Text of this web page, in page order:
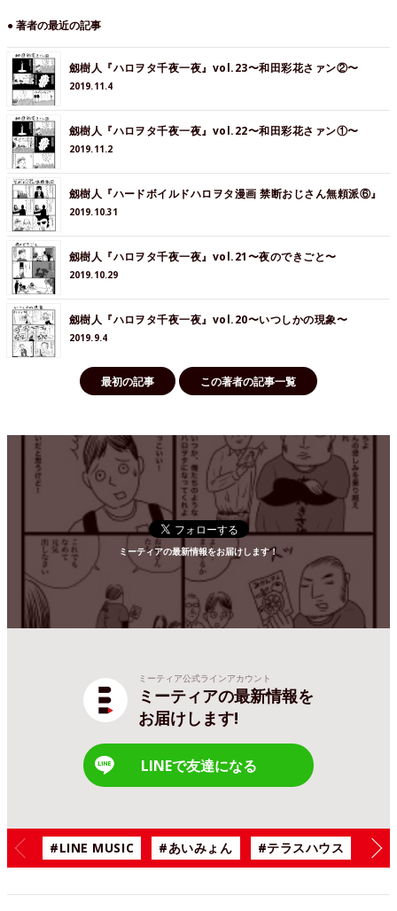
● 著者の最近の記事
劔樹人『ハロヲタ千夜一夜』vol.23〜和田彩花さァン②〜
2019.11.4
劔樹人『ハロヲタ千夜一夜』vol.22〜和田彩花さァン①〜
2019.11.2
劔樹人『ハードボイルドハロヲタ漫画 禁断おじさん無頼派⑥』
2019.10.31
劔樹人『ハロヲタ千夜一夜』vol.21〜夜のできごと〜
2019.10.29
劔樹人『ハロヲタ千夜一夜』vol.20〜いつしかの現象〜
2019.9.4
最初の記事 この著者の記事一覧
ミーティアの最新情報をお届けします！
ミーティア公式ラインアカウント
ミーティアの最新情報を
お届けします!
LINEで友達になる
#LINE MUSIC #あいみょん #テラスハウス #